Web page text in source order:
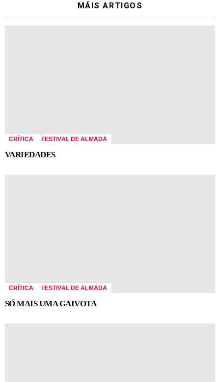
MÁIS ARTIGOS
CRÍTICA FESTIVAL DE ALMADA
VARIEDADES
CRÍTICA FESTIVAL DE ALMADA
SÓ MAIS UMA GAIVOTA